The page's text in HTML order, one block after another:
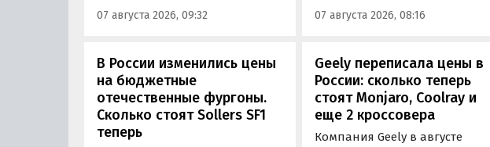
«Автоновостям дня» в его
07 августа 2026, 09:32 07 августа 2026, 08:16
В России изменились цены
на бюджетные
отечественные фургоны.
Сколько стоят Sollers SF1
теперь
Geely переписала цены в
России: сколько теперь
стоят Monjaro, Coolray и
еще 2 кроссовера
Компания Geely в августе